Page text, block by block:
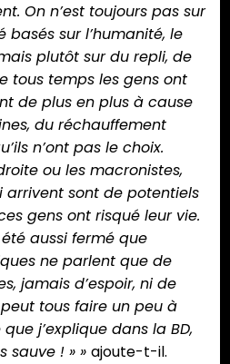
On n’est toujours pas sur
sur l’humanité, le
plutôt sur du repli, de
tous temps les gens ont
de plus en plus à cause
du réchauffement
n’ont pas le choix.
ou les macronistes,
arrivent sont de potentiels
gens ont risqué leur vie.
aussi fermé que
ne parlent que de
jamais d’espoir, ni de
tous faire un peu à
j’explique dans la BD,
sauve ! » » ajoute-t-il.